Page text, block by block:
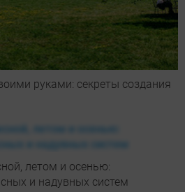
руками: секреты создания
летом и осенью:
и надувных систем